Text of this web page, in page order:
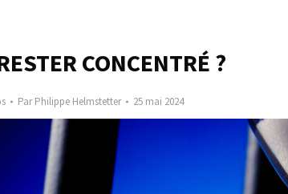
CONCENTRÉ ?
ParPhilippe Helmstetter 25 mai 2024